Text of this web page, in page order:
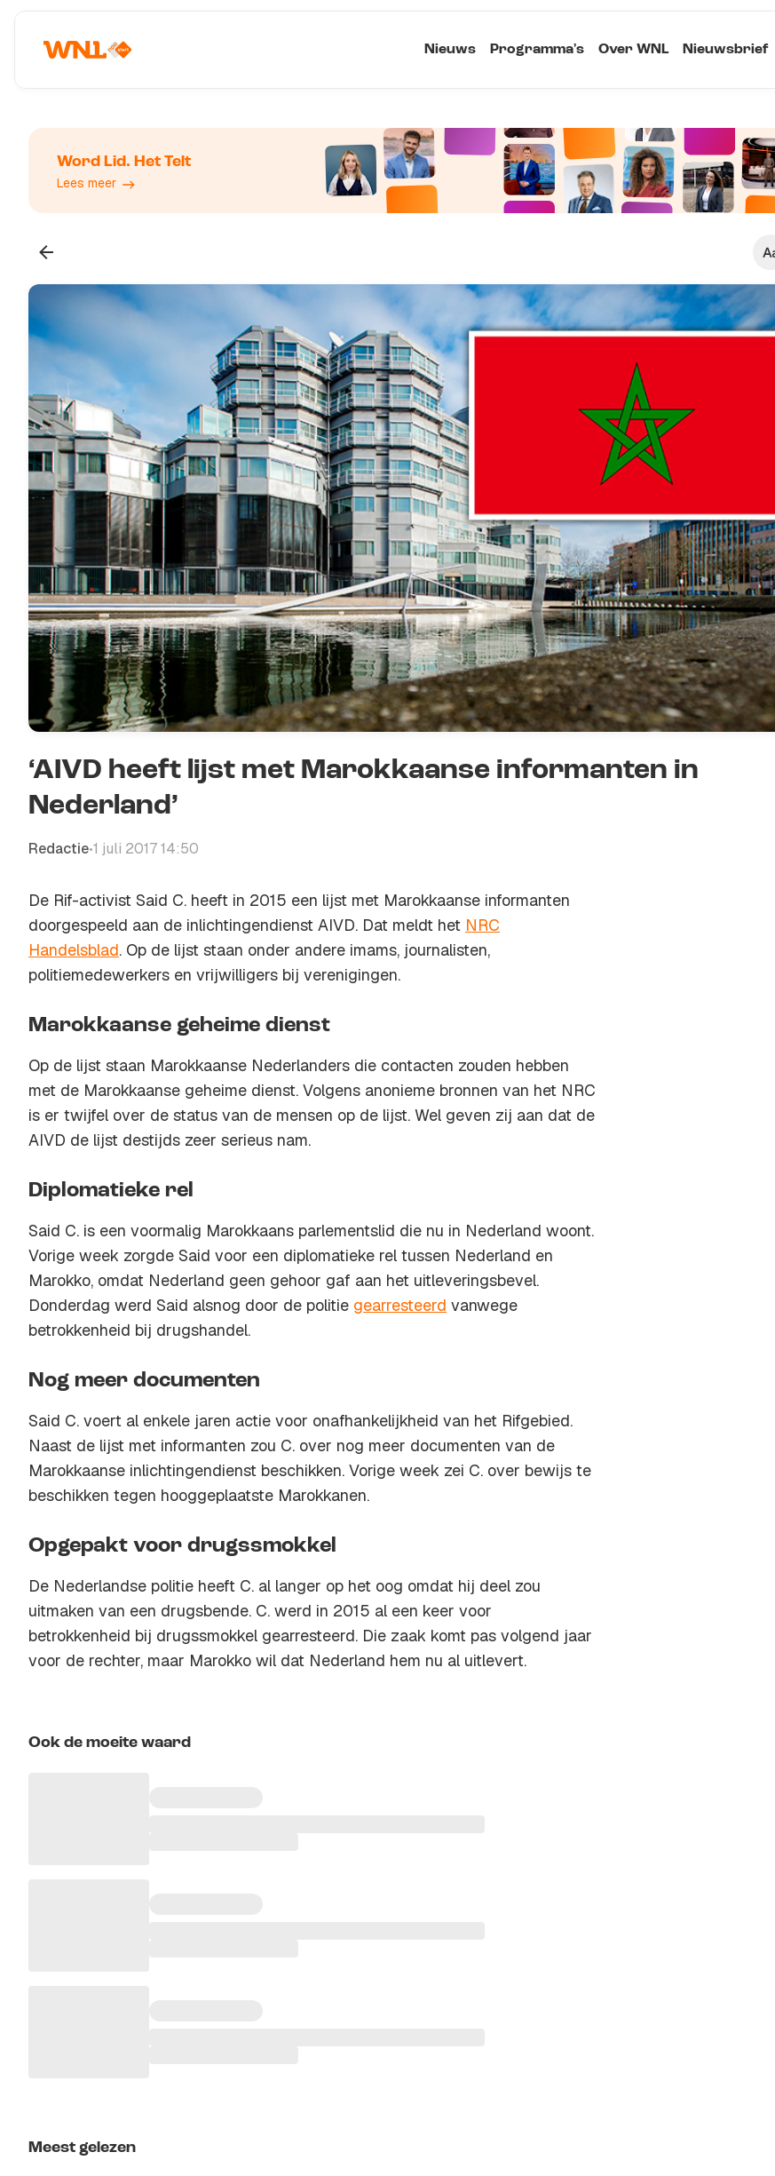
Nieuws Programma's Over WNL Nieuwsbrief
Word Lid. Het Telt
Lees meer
Klein
Kopieer link
‘AIVD heeft lijst met Marokkaanse informanten in
Nederland’
Redactie•1 juli 2017 14:50
De Rif-activist Said C. heeft in 2015 een lijst met Marokkaanse informanten
doorgespeeld aan de inlichtingendienst AIVD. Dat meldt het NRC
Handelsblad. Op de lijst staan onder andere imams, journalisten,
politiemedewerkers en vrijwilligers bij verenigingen.
Marokkaanse geheime dienst
Op de lijst staan Marokkaanse Nederlanders die contacten zouden hebben
met de Marokkaanse geheime dienst. Volgens anonieme bronnen van het NRC
is er twijfel over de status van de mensen op de lijst. Wel geven zij aan dat de
AIVD de lijst destijds zeer serieus nam.
Diplomatieke rel
Said C. is een voormalig Marokkaans parlementslid die nu in Nederland woont.
Vorige week zorgde Said voor een diplomatieke rel tussen Nederland en
Marokko, omdat Nederland geen gehoor gaf aan het uitleveringsbevel.
Donderdag werd Said alsnog door de politie gearresteerd vanwege
betrokkenheid bij drugshandel.
Nog meer documenten
Said C. voert al enkele jaren actie voor onafhankelijkheid van het Rifgebied.
Naast de lijst met informanten zou C. over nog meer documenten van de
Marokkaanse inlichtingendienst beschikken. Vorige week zei C. over bewijs te
beschikken tegen hooggeplaatste Marokkanen.
Opgepakt voor drugssmokkel
De Nederlandse politie heeft C. al langer op het oog omdat hij deel zou
uitmaken van een drugsbende. C. werd in 2015 al een keer voor
betrokkenheid bij drugssmokkel gearresteerd. Die zaak komt pas volgend jaar
voor de rechter, maar Marokko wil dat Nederland hem nu al uitlevert.
Ook de moeite waard
Meest gelezen